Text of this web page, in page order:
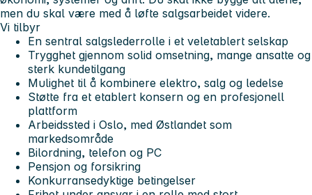
men du skal være med å løfte salgsarbeidet videre.
Vi tilbyr
En sentral salgslederrolle i et veletablert selskap
Trygghet gjennom solid omsetning, mange ansatte og
sterk kundetilgang
Mulighet til å kombinere elektro, salg og ledelse
Støtte fra et etablert konsern og en profesjonell
plattform
Arbeidssted i Oslo, med Østlandet som
markedsområde
Bilordning, telefon og PC
Pensjon og forsikring
Konkurransedyktige betingelser